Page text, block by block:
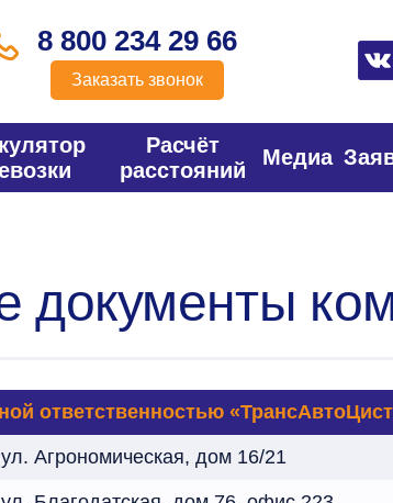
8 800 234 29 66
Заказать звонок
Расчёт
расстояний
Медиа
документы
ответственностью
ул. Агрономическая, дом 16/21